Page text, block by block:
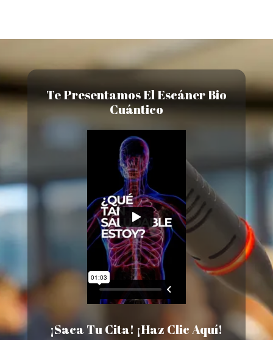
Te Presentamos El Escáner Bio
Cuántico
¡Saca Tu Cita! ¡Haz Clic Aquí!